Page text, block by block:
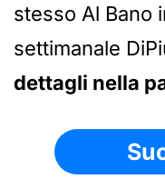
stesso Al Bano
settimanale
dettagli nella